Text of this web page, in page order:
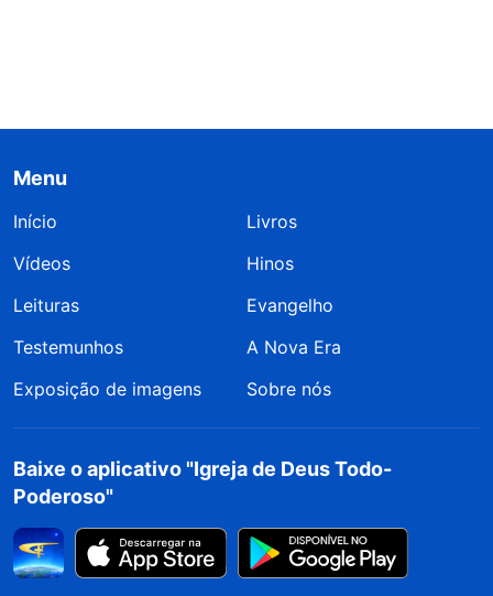
Menu
Início
Livros
Vídeos
Hinos
Leituras
Evangelho
Testemunhos
A Nova Era
Exposição de imagens
Sobre nós
Baixe o aplicativo "Igreja de Deus Todo-
Poderoso"